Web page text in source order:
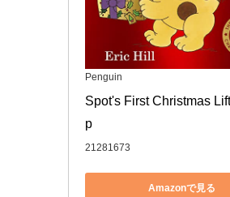
Penguin
Spot's First Christmas
p
21281673
Amazonで見る